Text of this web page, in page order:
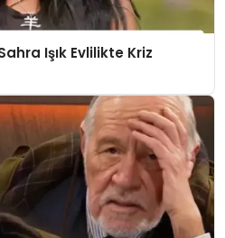
Işık Evlilikte Kriz